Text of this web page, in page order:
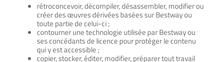
rétroconcevoir, décompiler, désassembler, modifier ou
créer des œuvres dérivées basées sur Bestway ou
toute partie de celui-ci ;
contourner une technologie utilisée par Bestway ou
ses concédants de licence pour protéger le contenu
qui y est accessible ;
copier, stocker, éditer, modifier, préparer tout travail